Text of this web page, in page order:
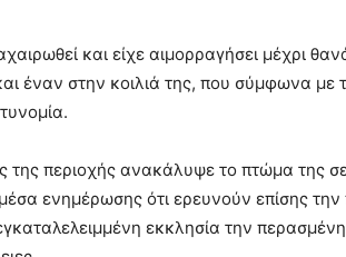
και είχε αιμορραγήσει μέχρι
έναν στην κοιλιά της, που σύμφωνα με
περιοχής ανακάλυψε το πτώμα της
ενημέρωσης ότι ερευνούν επίσης
εκκλησία την